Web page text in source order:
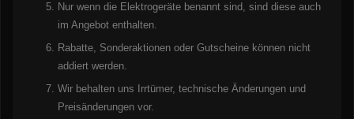
Nur wenn die Elektrogeräte benannt sind, sind diese auch
im Angebot enthalten.
Rabatte, Sonderaktionen oder Gutscheine können nicht
addiert werden.
Wir behalten uns Irrtümer, technische Änderungen und
Preisänderungen vor.